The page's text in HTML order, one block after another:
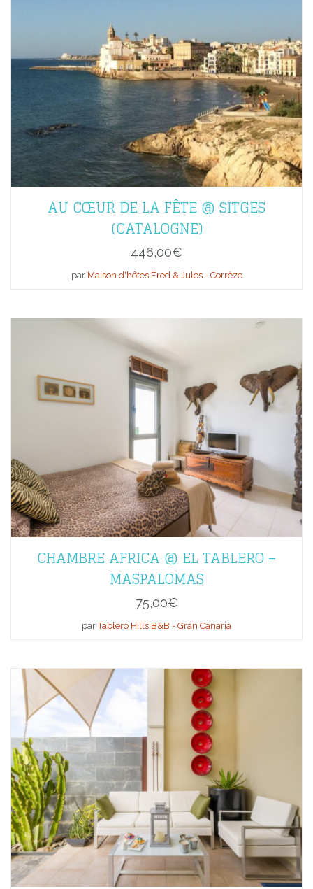
AU CŒUR DE LA FÊTE @ SITGES
(CATALOGNE)
446,00€
par Maison d'hôtes Fred & Jules - Corrèze
CHAMBRE AFRICA @ EL TABLERO –
MASPALOMAS
75,00€
parTablero Hills B&B - Gran Canaria